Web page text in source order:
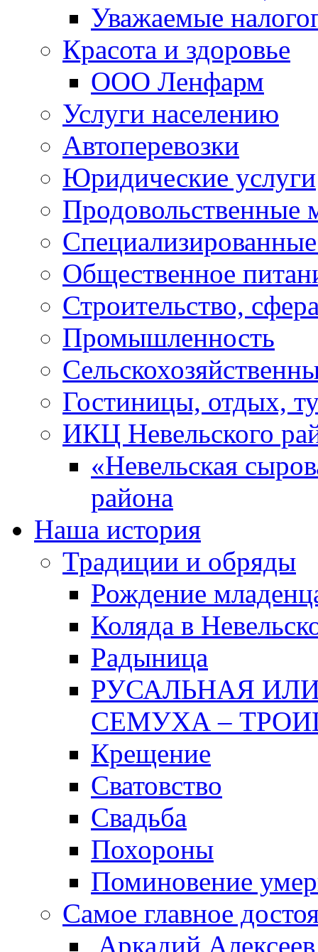
Уважаемые
Красота и здоровье
ООО Ленфарм
Услуги населению
Автоперевозки
Юридические услуги
Продовольственные
Общественное
Строительство,
Промышленность
Гостиницы, отдых,
ИКЦ Невельского
«Невельская
района
Наша история
Традиции и обряды
Рождение
Коляда в
Радыница
РУСАЛЬНАЯ
СЕМУХА –
Крещение
Сватовство
Свадьба
Похороны
Поминовение
Самое главное
Аркадий Алексеев